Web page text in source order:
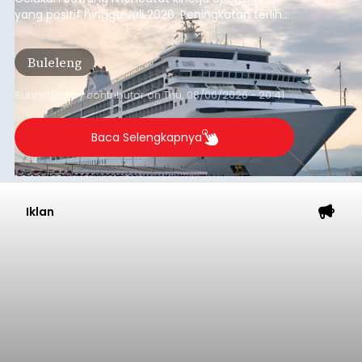
yang positif hingga Juli 2026. Peningkatan terlihat
dari arus kapal yang mencapai 1,48 juta Gross
Tonnage (GT), atau tumbuh 12,4 persen
dibandingkan periode yang sama tahun lalu
yang tercatat sebesar 1,32 juta GT.
Buleleng
Submitted bycontributoronThu, 08/06/2026 - 20:41
Baca Selengkapnya
Iklan